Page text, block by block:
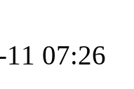
11 07:26